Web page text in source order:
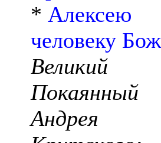
* Алексею
человеку
Великий
Покаянный
Андрея